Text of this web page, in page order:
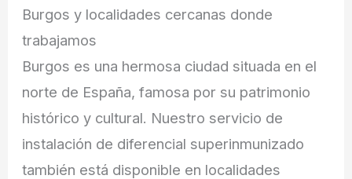
Burgos y localidades cercanas donde
trabajamos
Burgos es una hermosa ciudad situada en el
norte de España, famosa por su patrimonio
histórico y cultural. Nuestro servicio de
instalación de diferencial superinmunizado
también está disponible en localidades